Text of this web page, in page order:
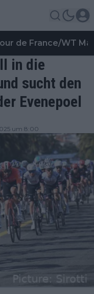
de France/WT
in die
sucht den
Evenepoel
um 8:00